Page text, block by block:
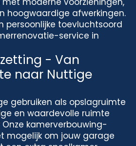
hoogwaardige afwerkingen.
persoonlijke toevluchtsoord
service in
- Van
naar Nuttige
gebruiken als opslagruimte
en waardevolle ruimte
kamerverbouwing-
mogelijk om jouw garage